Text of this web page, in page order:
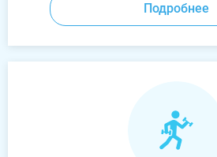
Подробнее